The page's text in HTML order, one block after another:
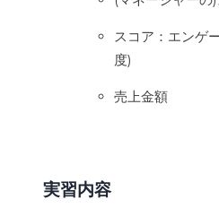
スコア：エンゲ
度)
売上金額
実習内容